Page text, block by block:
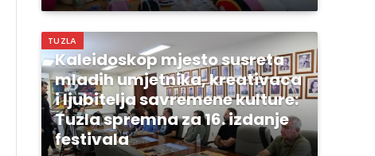
TUZLA
Kaleidoskop mjesto susreta
mladih umjetnika, kreativaca
i ljubitelja savremene kulture:
Tuzla spremna za 16. izdanje
festivala